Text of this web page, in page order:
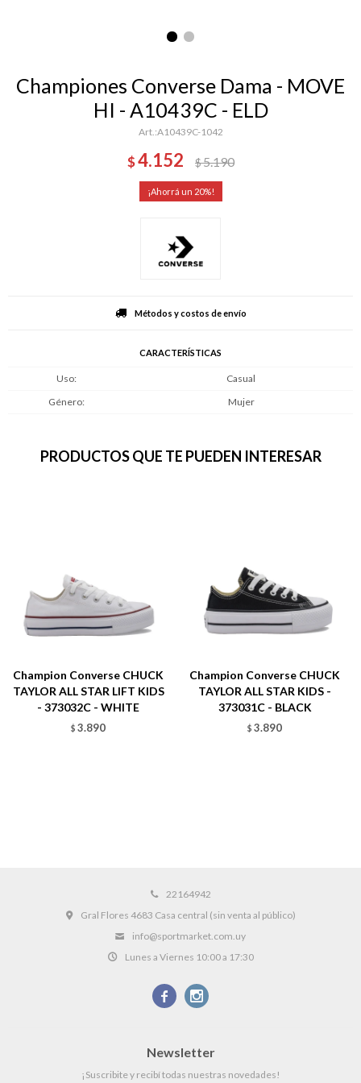
Championes Converse Dama - MOVE
HI - A10439C - ELD
A10439C-1042
$4.152 $5.190
20
Métodos y costos de envío
CARACTERÍSTICAS
Uso
Casual
Género
Mujer
PRODUCTOS QUE TE PUEDEN INTERESAR
Champion Converse CHUCK
TAYLOR ALL STAR LIFT KIDS
- 373032C - WHITE
$ 3.890
Champion Converse CHUCK
TAYLOR ALL STAR KIDS -
373031C - BLACK
$ 3.890
22164942
Gral Flores 4683 Casa central (sin venta al público)
info@sportmarket.com.uy
Lunes a Viernes 10:00 a 17:30
 
Newsletter
¡Suscribite y recibí todas nuestras novedades!